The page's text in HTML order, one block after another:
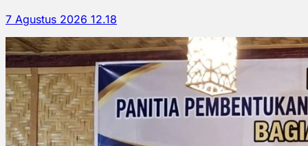
7 Agustus 2026 12.18